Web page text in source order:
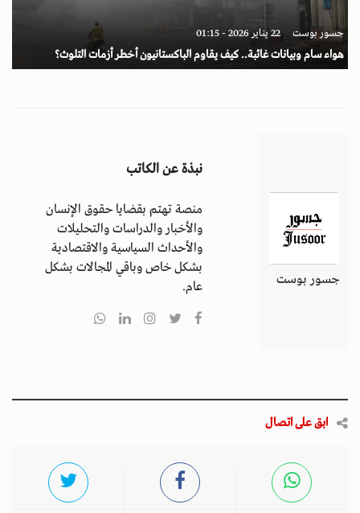
جسور بوست 22 يناير 2026 - 01:15
هواء سام وبيانات غائبة.. كيف يقاوم الباكستانيون أخطر أزمات التلوث؟
جسور بوست
نبذة عن الكاتب
منصة تهتم بقضايا حقوق الإنسان
والأخبار والدراسات والتحليلات
والأحداث السياسية والاقتصادية
بشكل خاص وباقي المجالات بشكل
عام.
ابق على اتصال